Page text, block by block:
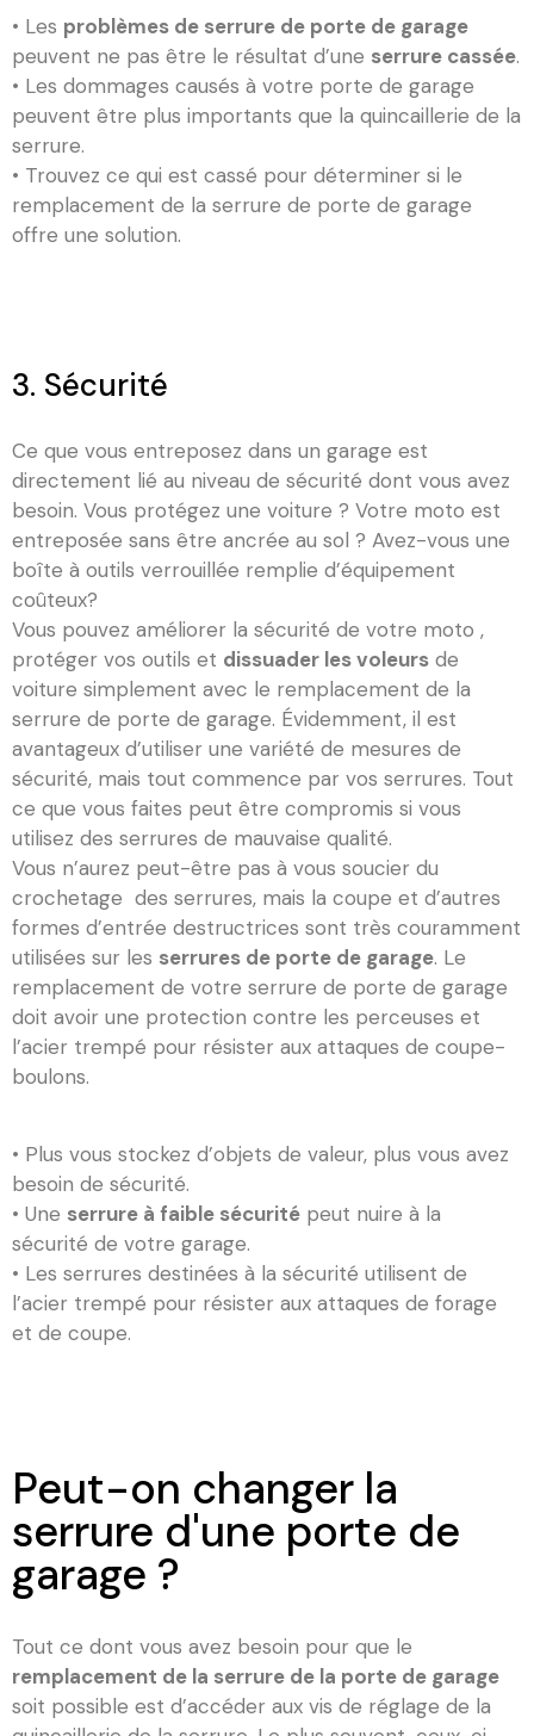
• Les problèmes de serrure de porte de garage
peuvent ne pas être le résultat d’une serrure cassée.
• Les dommages causés à votre porte de garage
peuvent être plus importants que la quincaillerie de la
serrure.
• Trouvez ce qui est cassé pour déterminer si le
remplacement de la serrure de porte de garage
offre une solution.
3. Sécurité
Ce que vous entreposez dans un garage est
directement lié au niveau de sécurité dont vous avez
besoin. Vous protégez une voiture ? Votre moto est
entreposée sans être ancrée au sol ? Avez-vous une
boîte à outils verrouillée remplie d’équipement
coûteux?
Vous pouvez améliorer la sécurité de votre moto ,
protéger vos outils et dissuader les voleurs de
voiture simplement avec le remplacement de la
serrure de porte de garage. Évidemment, il est
avantageux d’utiliser une variété de mesures de
sécurité, mais tout commence par vos serrures. Tout
ce que vous faites peut être compromis si vous
utilisez des serrures de mauvaise qualité.
Vous n’aurez peut-être pas à vous soucier du
crochetage des serrures, mais la coupe et d’autres
formes d’entrée destructrices sont très couramment
utilisées sur les serrures de porte de garage. Le
remplacement de votre serrure de porte de garage
doit avoir une protection contre les perceuses et
l’acier trempé pour résister aux attaques de coupe-
boulons.
• Plus vous stockez d’objets de valeur, plus vous avez
besoin de sécurité.
• Une serrure à faible sécurité peut nuire à la
sécurité de votre garage.
• Les serrures destinées à la sécurité utilisent de
l’acier trempé pour résister aux attaques de forage
et de coupe.
Peut-on changer la
serrure d'une porte de
garage ?
Tout ce dont vous avez besoin pour que le
remplacement de la serrure de la porte de garage
soit possible est d’accéder aux vis de réglage de la